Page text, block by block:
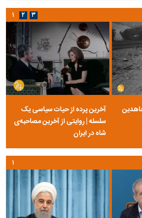
آخرین پرده از حیات سیاسی یک
سلسله | روایتی از آخرین مصاحبه‌ی
شاه در ایران
۱ ۲ ۳
۱